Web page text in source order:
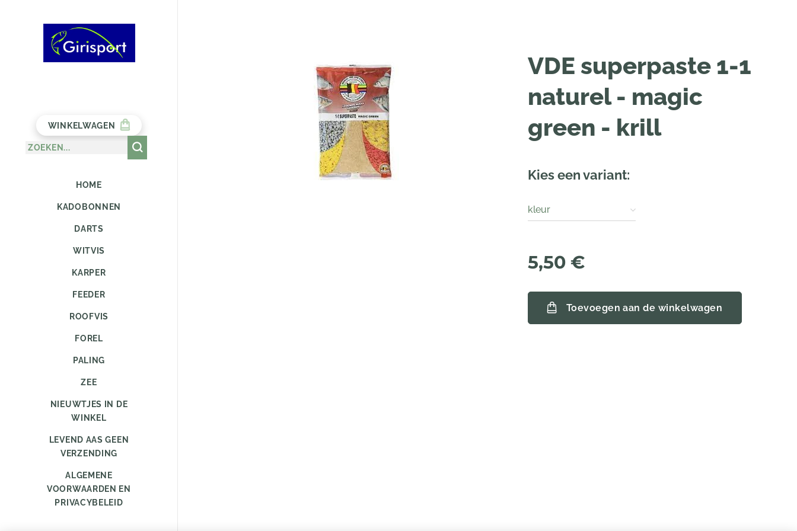
WINKELWAGEN
HOME
KADOBONNEN
DARTS
WITVIS
KARPER
FEEDER
ROOFVIS
FOREL
PALING
ZEE
NIEUWTJES IN DE
WINKEL
LEVEND AAS GEEN
VERZENDING
ALGEMENE
VOORWAARDEN EN
PRIVACYBELEID
VDE superpaste 1-1
naturel - magic
green - krill
Kies een variant:
kleur
5,50 €
Toevoegen aan de winkelwagen